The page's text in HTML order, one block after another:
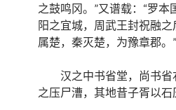
之鼓鸣冈。”又谱载：“罗
阳之宜城，周武王封祝融
属楚，秦灭楚，为豫章郡。”
汉之中书省堂，尚书
之压尸漕，其地昔子胥以石